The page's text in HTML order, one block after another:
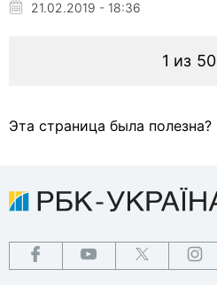
21.02.2019 - 18:36
1 из 50
Эта страница была полезна?